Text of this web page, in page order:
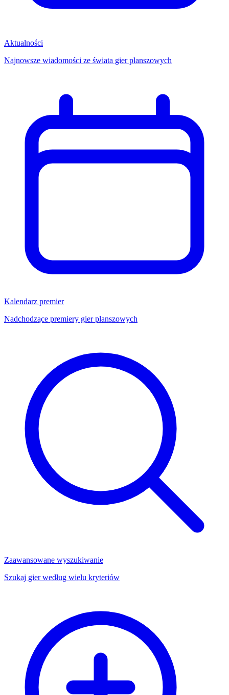
Aktualności
Najnowsze wiadomości ze świata gier planszowych
Kalendarz premier
Nadchodzące premiery gier planszowych
Zaawansowane wyszukiwanie
Szukaj gier według wielu kryteriów